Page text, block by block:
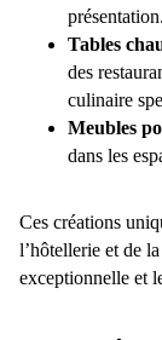
présentation.
Tables
des
culinaire
Meubles
dans les
Ces créations
l’hôtellerie et de
exceptionnelle et